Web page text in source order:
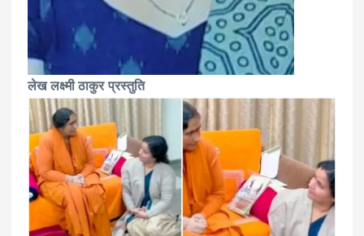
लेख लक्ष्मी ठाकुर प्रस्तुति